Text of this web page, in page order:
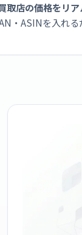
取店の価格をリ
・ASINを入れる